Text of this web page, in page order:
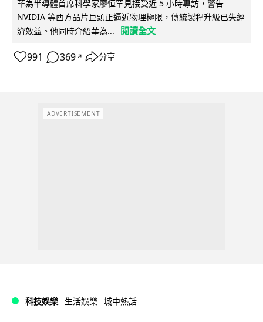
華為半導體首席科學家廖恒罕見接受近 5 小時專訪，警告
NVIDIA 等西方晶片巨頭正逼近物理極限，傳統製程升級已失經
濟效益。他同時介紹華為...
閱讀全文
991 369 ↗ 分享
ADVERTISEMENT
科技娛樂 生活娛樂 城中熱話